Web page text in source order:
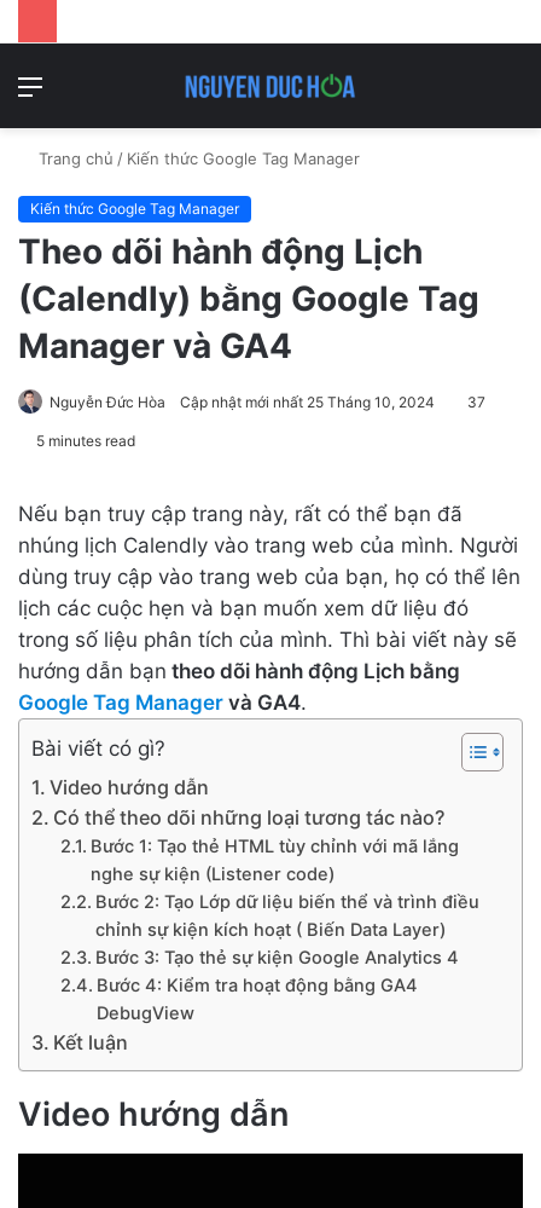
mục
Trang chủ / Kiến thức Google Tag Manager
Kiến thức Google Tag Manager
Theo dõi hành động Lịch
(Calendly) bằng Google Tag
Manager và GA4
Nguyễn Đức Hòa Cập nhật mới nhất 25 Tháng 10, 2024 37
5 minutes read
Nếu bạn truy cập trang này, rất có thể bạn đã
nhúng lịch Calendly vào trang web của mình. Người
dùng truy cập vào trang web của bạn, họ có thể lên
lịch các cuộc hẹn và bạn muốn xem dữ liệu đó
trong số liệu phân tích của mình. Thì bài viết này sẽ
hướng dẫn bạn theo dõi hành động Lịch bằng
Google Tag Manager và GA4.
Bài viết có gì?
Video hướng dẫn
Có thể theo dõi những loại tương tác nào?
Bước 1: Tạo thẻ HTML tùy chỉnh với mã lắng
nghe sự kiện (Listener code)
Bước 2: Tạo Lớp dữ liệu biến thể và trình điều
chỉnh sự kiện kích hoạt ( Biến Data Layer)
Bước 3: Tạo thẻ sự kiện Google Analytics 4
Bước 4: Kiểm tra hoạt động bằng GA4
DebugView
Kết luận
Video hướng dẫn